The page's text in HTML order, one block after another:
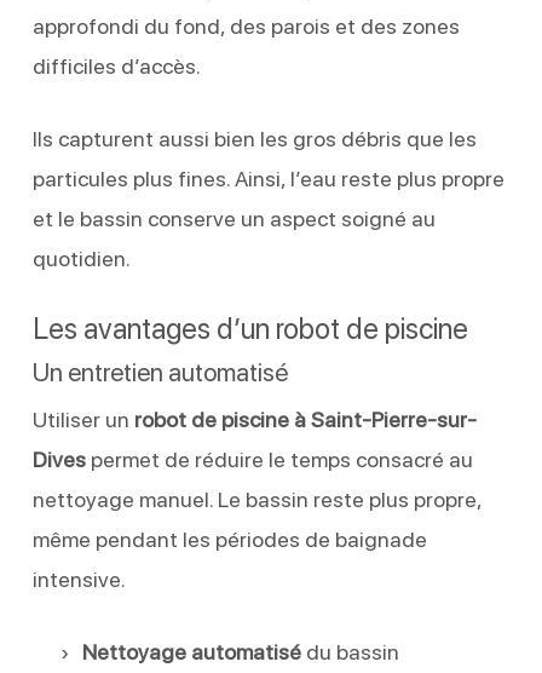
approfondi du fond, des parois et des zones
difficiles d’accès.
Ils capturent aussi bien les gros débris que les
particules plus fines. Ainsi, l’eau reste plus propre
et le bassin conserve un aspect soigné au
quotidien.
Les avantages d’un robot de piscine
Un entretien automatisé
Utiliser un robot de piscine à Saint-Pierre-sur-
Divespermet de réduire le temps consacré au
nettoyage manuel. Le bassin reste plus propre,
même pendant les périodes de baignade
intensive.
Nettoyage automatisédu bassin